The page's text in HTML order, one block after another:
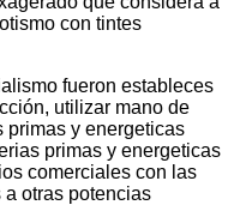
con tintes
fueron estableces
utilizar mano de
primas y energeticas
primas y energeticas
comerciales con las
otras potencias